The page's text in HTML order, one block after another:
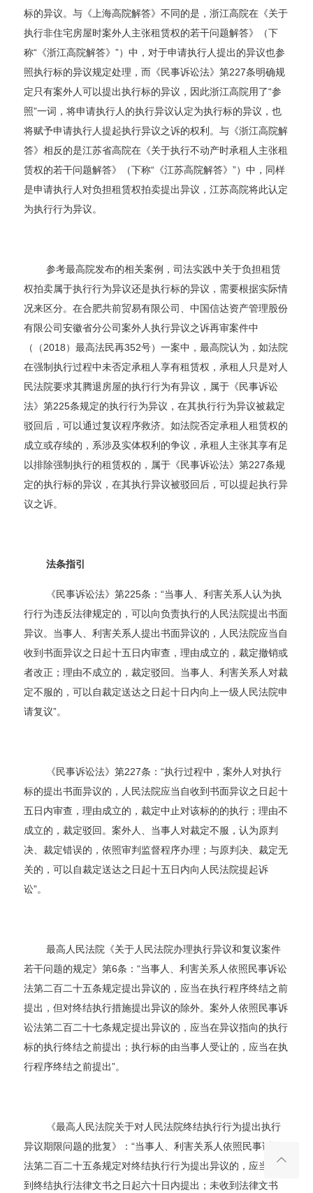
标的异议。与《上海高院解答》不同的是，浙江高院在《关于
执行非住宅房屋时案外人主张租赁权的若干问题解答》（下
称“《浙江高院解答》”）中，对于申请执行人提出的异议也参
照执行标的异议规定处理，而《民事诉讼法》第227条明确规
定只有案外人可以提出执行标的异议，因此浙江高院用了“参
照”一词，将申请执行人的执行异议认定为执行标的异议，也
将赋予申请执行人提起执行异议之诉的权利。与《浙江高院解
答》相反的是江苏省高院在《关于执行不动产时承租人主张租
赁权的若干问题解答》（下称“《江苏高院解答》”）中，同样
是申请执行人对负担租赁权拍卖提出异议，江苏高院将此认定
为执行行为异议。
参考最高院发布的相关案例，司法实践中关于负担租赁
权拍卖属于执行行为异议还是执行标的异议，需要根据实际情
况来区分。在合肥共前贸易有限公司、中国信达资产管理股份
有限公司安徽省分公司案外人执行异议之诉再审案件中
（（2018）最高法民再352号）一案中，最高院认为，如法院
在强制执行过程中未否定承租人享有租赁权，承租人只是对人
民法院要求其腾退房屋的执行行为有异议，属于《民事诉讼
法》第225条规定的执行行为异议，在其执行行为异议被裁定
驳回后，可以通过复议程序救济。如法院否定承租人租赁权的
成立或存续的，系涉及实体权利的争议，承租人主张其享有足
以排除强制执行的租赁权的，属于《民事诉讼法》第227条规
定的执行标的异议，在其执行异议被驳回后，可以提起执行异
议之诉。
法条指引
《民事诉讼法》第225条：“当事人、利害关系人认为执
行行为违反法律规定的，可以向负责执行的人民法院提出书面
异议。当事人、利害关系人提出书面异议的，人民法院应当自
收到书面异议之日起十五日内审查，理由成立的，裁定撤销或
者改正；理由不成立的，裁定驳回。当事人、利害关系人对裁
定不服的，可以自裁定送达之日起十日内向上一级人民法院申
请复议”。
《民事诉讼法》第227条：“执行过程中，案外人对执行
标的提出书面异议的，人民法院应当自收到书面异议之日起十
五日内审查，理由成立的，裁定中止对该标的的执行；理由不
成立的，裁定驳回。案外人、当事人对裁定不服，认为原判
决、裁定错误的，依照审判监督程序办理；与原判决、裁定无
关的，可以自裁定送达之日起十五日内向人民法院提起诉
讼”。
最高人民法院《关于人民法院办理执行异议和复议案件
若干问题的规定》第6条：“当事人、利害关系人依照民事诉讼
法第二百二十五条规定提出异议的，应当在执行程序终结之前
提出，但对终结执行措施提出异议的除外。案外人依照民事诉
讼法第二百二十七条规定提出异议的，应当在异议指向的执行
标的执行终结之前提出；执行标的由当事人受让的，应当在执
行程序终结之前提出”。
《最高人民法院关于对人民法院终结执行行为提出执行
异议期限问题的批复》：“当事人、利害关系人依照民事诉讼
法第二百二十五条规定对终结执行行为提出异议的，应当自收
到终结执行法律文书之日起六十日内提出；未收到法律文书